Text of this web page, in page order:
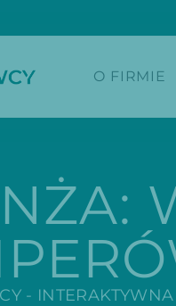
O FIRMIE
-